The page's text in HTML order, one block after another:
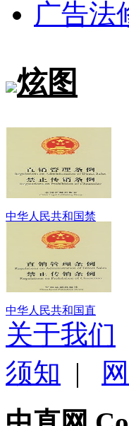
广告法
炫图
中华人民共和国禁
中华人民共和国直
关于我们
须知 |